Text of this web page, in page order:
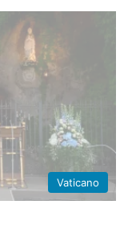
Vaticano